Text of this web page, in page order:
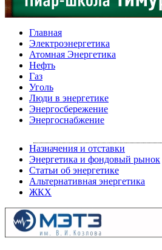
Главная
Электроэнергетика
Атомная Энергетика
Нефть
Газ
Уголь
Люди в энергетике
Энергосбережение
Энергоснабжение
Назначения и отставки
Энергетика и фондовый рынок
Статьи об энергетике
Альтернативная энергетика
ЖКХ